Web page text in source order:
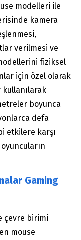
modelleri ile
kamera
verilmesi ve
fiziksel
için özel olarak
boyunca
defa
etkilere karşı
Gaming
çevre birimi
mouse